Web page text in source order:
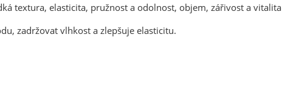
textura, elasticita, pružnost a odolnost, objem, zářivost a vitalita
zadržovat vlhkost a zlepšuje elasticitu.